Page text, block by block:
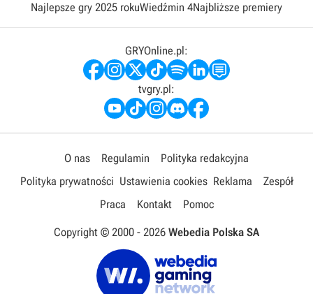
Najlepsze gry 2025 rokuWiedźmin 4Najbliższe premiery
GRYOnline.pl:
tvgry.pl:
O nas Regulamin
Polityka redakcyjna
Polityka prywatności Ustawienia cookies Reklama
Zespół
Praca
Kontakt Pomoc
Copyright © 2000 - 2026 Webedia Polska SA